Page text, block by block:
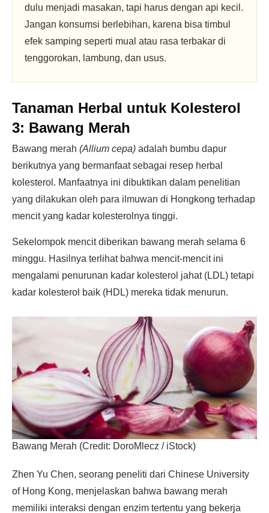
dulu menjadi masakan, tapi harus dengan api kecil.
Jangan konsumsi berlebihan, karena bisa timbul
efek samping seperti mual atau rasa terbakar di
tenggorokan, lambung, dan usus.
Tanaman Herbal untuk Kolesterol
3: Bawang Merah
Bawang merah (Allium cepa) adalah bumbu dapur
berikutnya yang bermanfaat sebagai resep herbal
kolesterol. Manfaatnya ini dibuktikan dalam penelitian
yang dilakukan oleh para ilmuwan di Hongkong terhadap
mencit yang kadar kolesterolnya tinggi.
Sekelompok mencit diberikan bawang merah selama 6
minggu. Hasilnya terlihat bahwa mencit-mencit ini
mengalami penurunan kadar kolesterol jahat (LDL) tetapi
kadar kolesterol baik (HDL) mereka tidak menurun.
Bawang Merah (Credit: DoroMlecz / iStock)
Zhen Yu Chen, seorang peneliti dari Chinese University
of Hong Kong, menjelaskan bahwa bawang merah
memiliki interaksi dengan enzim tertentu yang bekerja